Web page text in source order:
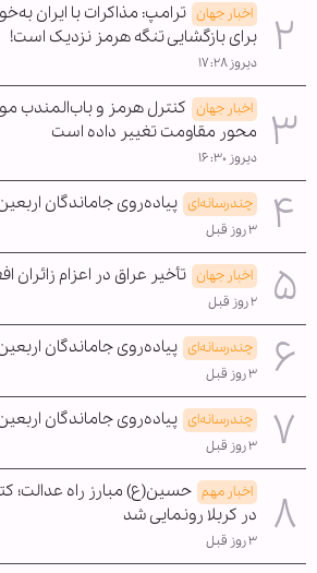
اخبار جهان ترامپ: مذاکرات با ایران
برای بازگشایی تنگه هرمز نزدیک است!
دیروز ۱۷:۲۸
اخبار جهان کنترل هرمز و باب‌المندب
محور مقاومت تغییر داده است
دیروز ۱۶:۳۰
چندرسانه‌ای پیاده‌روی جاماندگان
۳ روز قبل
اخبار جهان تأخیر عراق در اعزام زائران
۲ روز قبل
چندرسانه‌ای پیاده‌روی جاماندگان
۳ روز قبل
چندرسانه‌ای پیاده‌روی جاماندگان
۳ روز قبل
اخبار مهم حسین(ع) مبارز راه عدالت؛
در کربلا رونمایی شد
۳ روز قبل